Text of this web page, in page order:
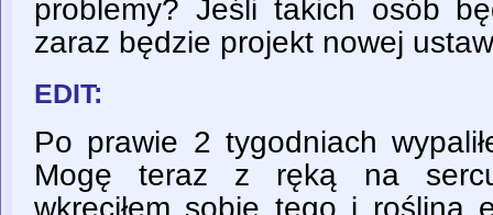
problemy? Jeśli takich osób
zaraz będzie projekt nowej
EDIT:
Po prawie 2 tygodniach
Mogę teraz z ręką na
wkręciłem sobie tego i roślina